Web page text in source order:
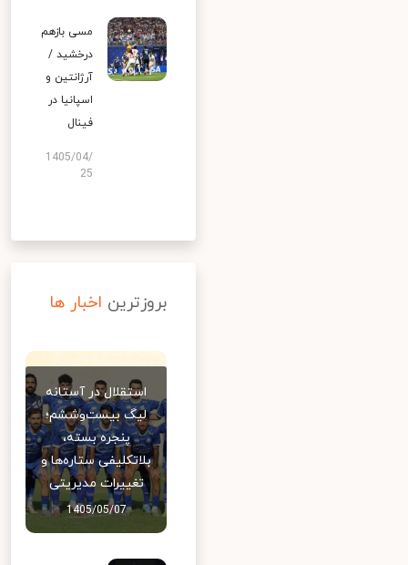
مسی بازهم
درخشید /
آرژانتین و
اسپانیا در
فینال
1405/04/
25
بروزترین اخبار ها
استقلال در آستانه
لیگ بیست‌وششم؛
پنجره بسته،
بلاتکلیفی ستاره‌ها و
تغییرات مدیریتی
1405/05/07